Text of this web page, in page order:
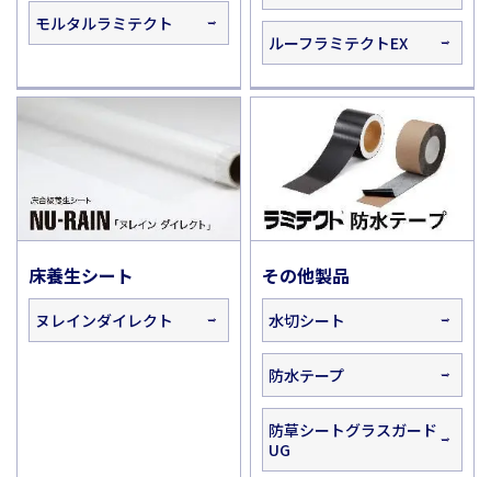
モルタルラミテクト
ルーフラミテクトEX
床養生シート
ヌレインダイレクト
その他製品
水切シート
防水テープ
防草シートグラスガード
UG